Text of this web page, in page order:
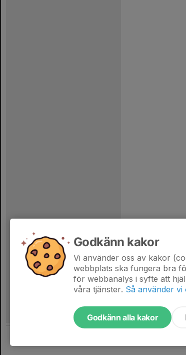
Godkänn kakor
Vi använder oss av kakor
webbplats ska fungera bra
för webbanalys i syfte att
våra tjänster. Så använder vi
Godkänn alla kakor